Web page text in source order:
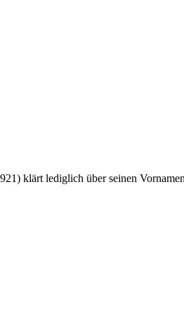
klärt lediglich über seinen